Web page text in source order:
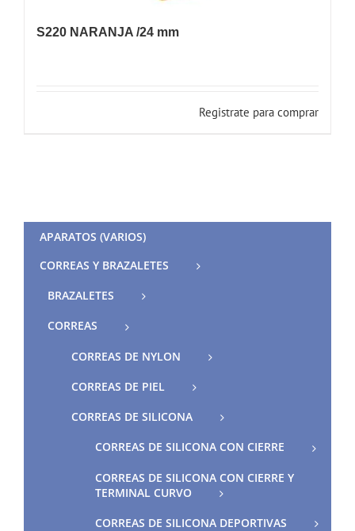
S220 NARANJA /24 mm
Registrate para comprar
APARATOS (VARIOS)
CORREAS Y BRAZALETES
BRAZALETES
CORREAS
CORREAS DE NYLON
CORREAS DE PIEL
CORREAS DE SILICONA
CORREAS DE SILICONA CON CIERRE
CORREAS DE SILICONA CON CIERRE Y
TERMINAL CURVO
CORREAS DE SILICONA DEPORTIVAS